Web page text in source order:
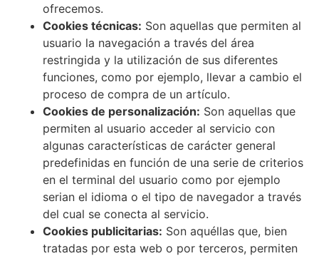
ofrecemos.
Cookies técnicas: Son aquellas que permiten al
usuario la navegación a través del área
restringida y la utilización de sus diferentes
funciones, como por ejemplo, llevar a cambio el
proceso de compra de un artículo.
Cookies de personalización: Son aquellas que
permiten al usuario acceder al servicio con
algunas características de carácter general
predefinidas en función de una serie de criterios
en el terminal del usuario como por ejemplo
serian el idioma o el tipo de navegador a través
del cual se conecta al servicio.
Cookies publicitarias: Son aquéllas que, bien
tratadas por esta web o por terceros, permiten